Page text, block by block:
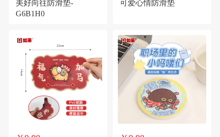
美好向往防滑垫-
G6B1H0
可爱心情防滑垫